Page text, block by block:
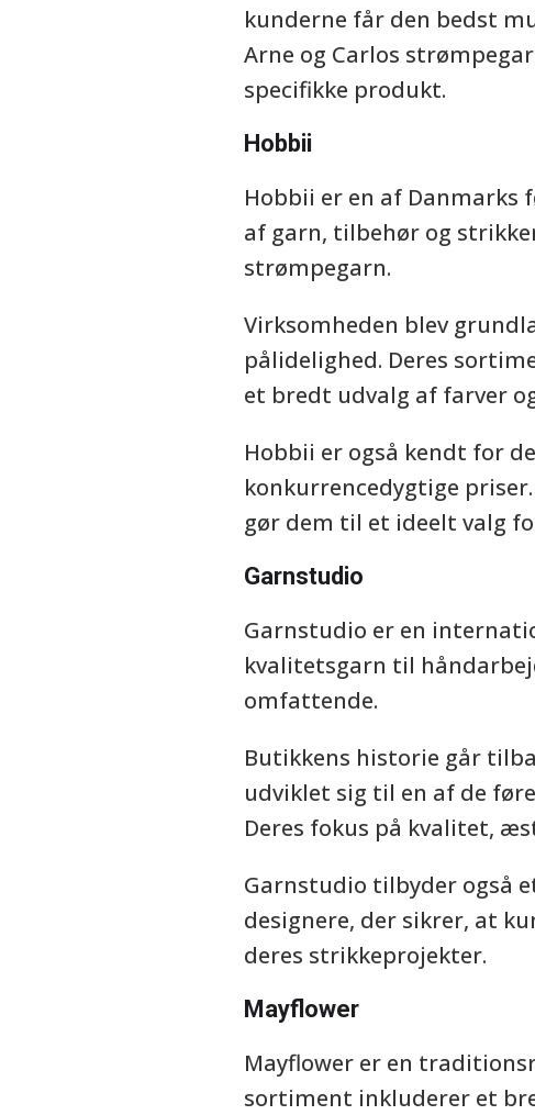
kunderne får den bedst
Arne og Carlos
specifikke produkt.
Hobbii
Hobbii er en af
af garn, tilbehør og
strømpegarn.
Virksomheden blev
pålidelighed. Deres
et bredt udvalg af farver
Hobbii er også kendt for
konkurrencedygtige
gør dem til et ideelt valg
Garnstudio
Garnstudio er en
kvalitetsgarn til
omfattende.
Butikkens historie går
udviklet sig til en af de
Deres fokus på kvalitet,
Garnstudio tilbyder også
designere, der sikrer, at
deres strikkeprojekter.
Mayflower
Mayflower er en
sortiment inkluderer et